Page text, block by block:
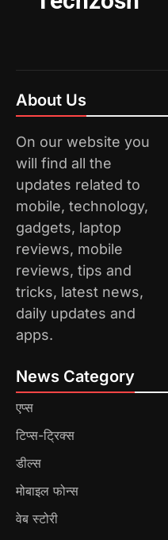
About Us
On our website you
will find all the
updates related to
mobile, technology,
gadgets, laptop
reviews, mobile
reviews, tips and
tricks, latest news,
daily updates and
apps.
News Category
एप्स
टिप्स-ट्रिक्स
डील्स
मोबाइल फोन्स
वेब स्टोरी